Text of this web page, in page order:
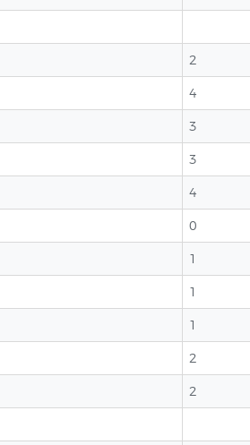
2
4
3
3
4
0
1
1
1
2
2